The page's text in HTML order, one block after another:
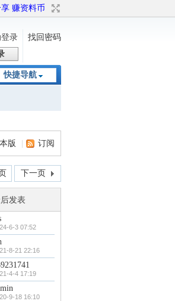
赚资料币
登录
找回密码
快捷导航
版 订阅
下一页
发表
6-3 07:52
8-21 22:16
4-4 17:19
9-18 16:10